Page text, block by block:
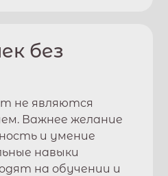
без
не являются
Важнее желание
и умение
навыки
на обучении и